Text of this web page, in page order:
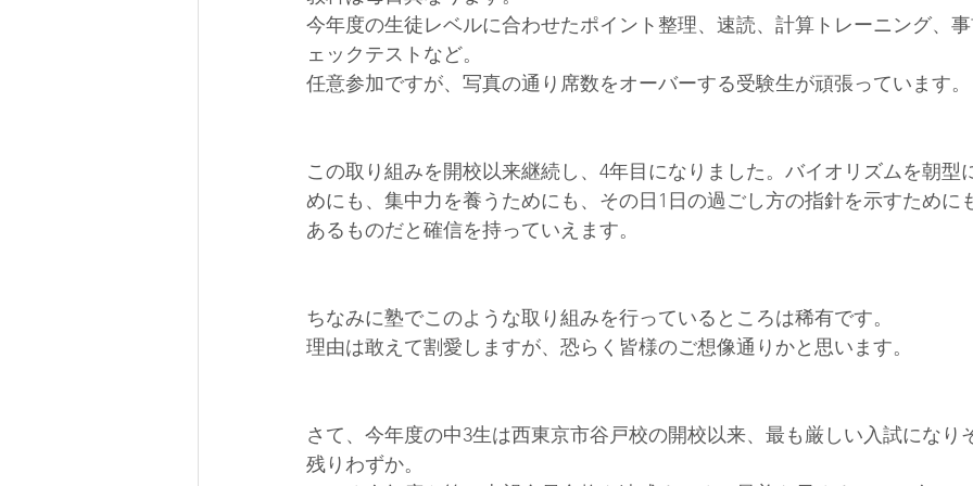
今年度の生徒レベルに合わせたポイント整理、速読、計算トレーニング、
ェックテストなど。
任意参加ですが、写真の通り席数をオーバーする受験生が頑張っています。
この取り組みを開校以来継続し、4年目になりました。バイオリズムを朝型
めにも、集中力を養うためにも、その日1日の過ごし方の指針を示すために
あるものだと確信を持っていえます。
ちなみに塾でこのような取り組みを行っているところは稀有です。
理由は敢えて割愛しますが、恐らく皆様のご想像通りかと思います。
さて、今年度の中3生は西東京市谷戸校の開校以来、最も厳しい入試になり
残りわずか。